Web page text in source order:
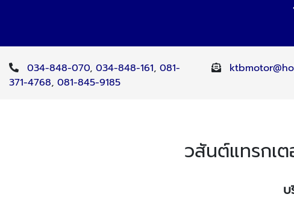
034-848-070, 034-848-161, 081-
371-4768, 081-845-9185
วสันต์แทรกเต
บ